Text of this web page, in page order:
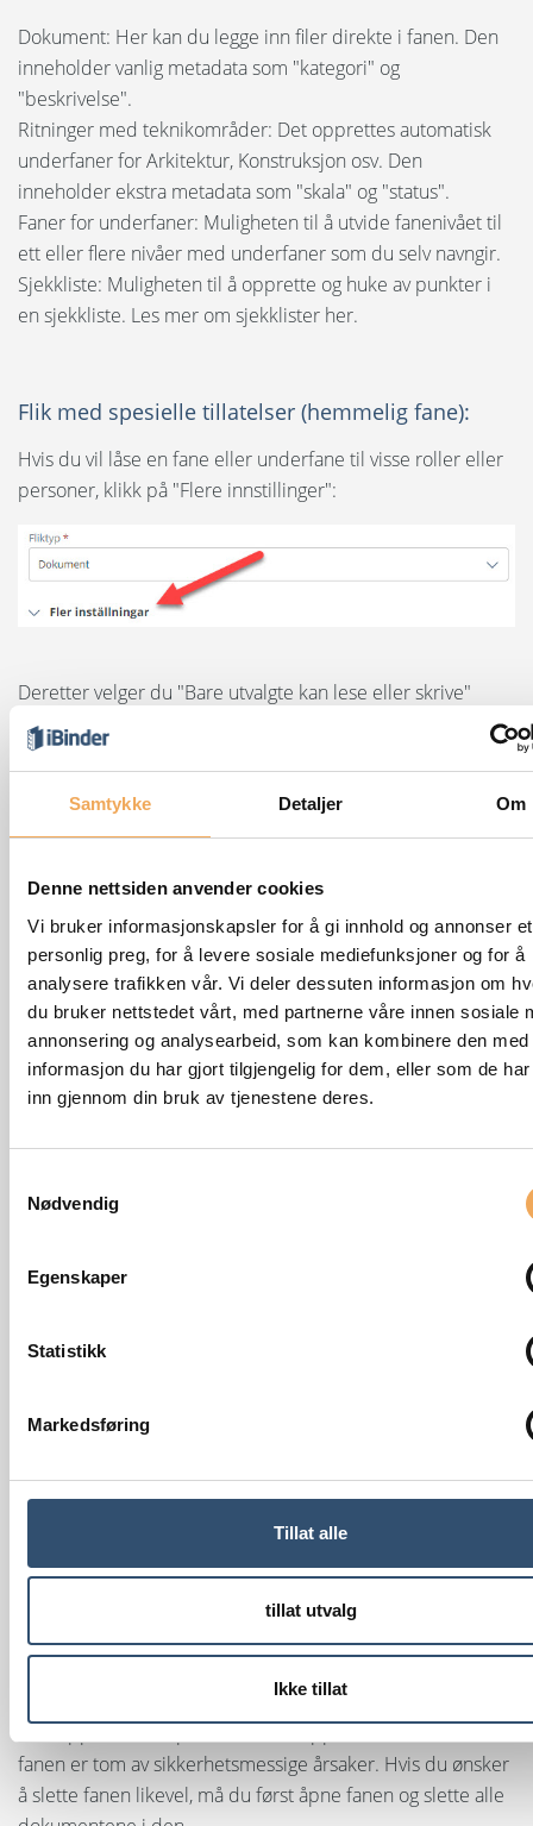
Samtykke Detaljer Om
Denne nettsiden anvender cookies
Vi bruker informasjonskapsler for å gi innhold og annonser et
personlig preg, for å levere sosiale mediefunksjoner og for å
analysere trafikken vår. Vi deler dessuten informasjon om
du bruker nettstedet vårt, med partnerne våre innen sosiale
annonsering og analysearbeid, som kan kombinere den med
informasjon du har gjort tilgjengelig for dem, eller som de
inn gjennom din bruk av tjenestene deres.
Nødvendig
Egenskaper
Statistikk
Markedsføring
Tillat alle
tillat utvalg
Ikke tillat
Dokument: Her kan du legge inn filer direkte i fanen. Den
inneholder vanlig metadata som "kategori" og
"beskrivelse".
Ritninger med teknikområder: Det opprettes automatisk
underfaner for Arkitektur, Konstruksjon osv. Den
inneholder ekstra metadata som "skala" og "status".
Faner for underfaner: Muligheten til å utvide fanenivået til
ett eller flere nivåer med underfaner som du selv navngir.
Sjekkliste: Muligheten til å opprette og huke av punkter i
en sjekkliste. Les mer om sjekklister her.
Flik med spesielle tillatelser (hemmelig fane):
Hvis du vil låse en fane eller underfane til visse roller eller
personer, klikk på "Flere innstillinger":
Deretter velger du "Bare utvalgte kan lese eller skrive"
under "Fliktillgang".
Velg deretter hvilke roller eller personer som skal kunne få
og/eller grupper/roller.
Merk: Hemmelige faner kan alltid sees av de med
med et skjoldsymbol ved siden av fanenavnet.
høyre for fanenavnet, og klikk deretter på "Slett"-knappen.
fanen er tom av sikkerhetsmessige årsaker. Hvis du ønsker
å slette fanen likevel, må du først åpne fanen og slette alle